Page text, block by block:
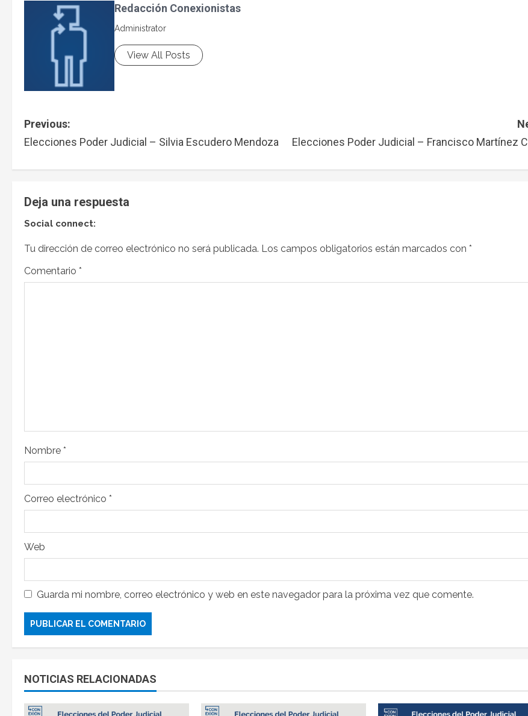
Redacción Conexionistas
Administrator
View All Posts
Previous:
Elecciones Poder Judicial – Silvia Escudero Mendoza
Elecciones Poder Judicial – Francisco Martínez
Deja una respuesta
Social connect:
Tu dirección de correo electrónico no será publicada. Los campos obligatorios están marcados con *
Comentario *
Nombre *
Correo electrónico *
Web
Guarda mi nombre, correo electrónico y web en este navegador para la próxima vez que comente.
NOTICIAS RELACIONADAS